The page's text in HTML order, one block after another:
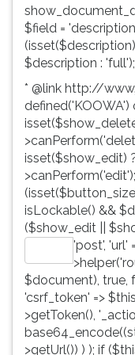
$field =
$description :
* @link http://
defined('KOOWA')
isset($show_edit)
isLockable() &&
($show_edit ||
'post', 'url'
$document), true,
'csrf_token' =>
>getToken(),
>getUrl()) ) ); if